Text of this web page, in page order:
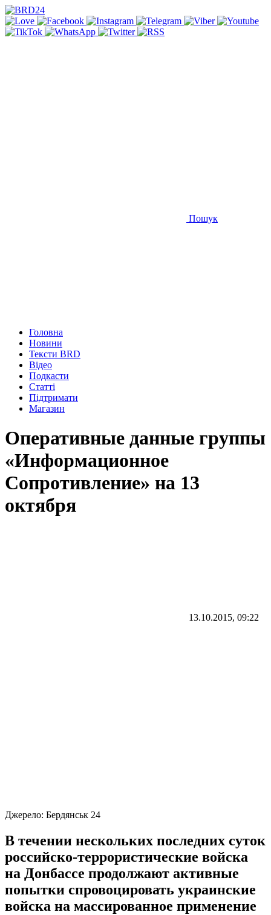
Пошук
Головна
Новини
Тексти BRD
Відео
Подкасти
Статті
Підтримати
Магазин
Оперативные данные группы
«Информационное
Сопротивление» на 13
октября
13.10.2015, 09:22
Джерело: Бердянськ 24
В течении нескольких последних суток
российско-террористические войска
на Донбассе продолжают активные
попытки спровоцировать украинские
войска на массированное применение